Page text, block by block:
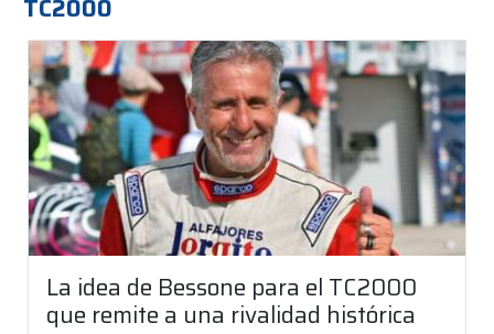
TC2000
La idea de Bessone para el TC2000
que remite a una rivalidad histórica